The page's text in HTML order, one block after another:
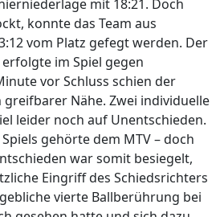
mit 18:21. Doch
konnte das Team aus
vom Platz gefegt werden. Der
im Spiel gegen
vor Schluss schien der
greifbarer Nähe. Zwei individuelle
leider noch auf Unentschieden.
gehörte dem MTV – doch
war somit besiegelt,
Eingriff des Schiedsrichters
vierte Ballberührung bei